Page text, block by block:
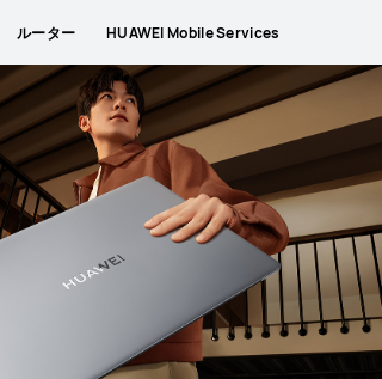
ルーター HUAWEI Mobile Services